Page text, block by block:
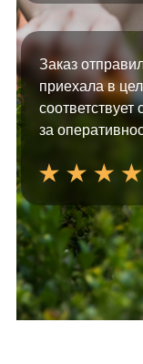
Заказ
приехала в
за